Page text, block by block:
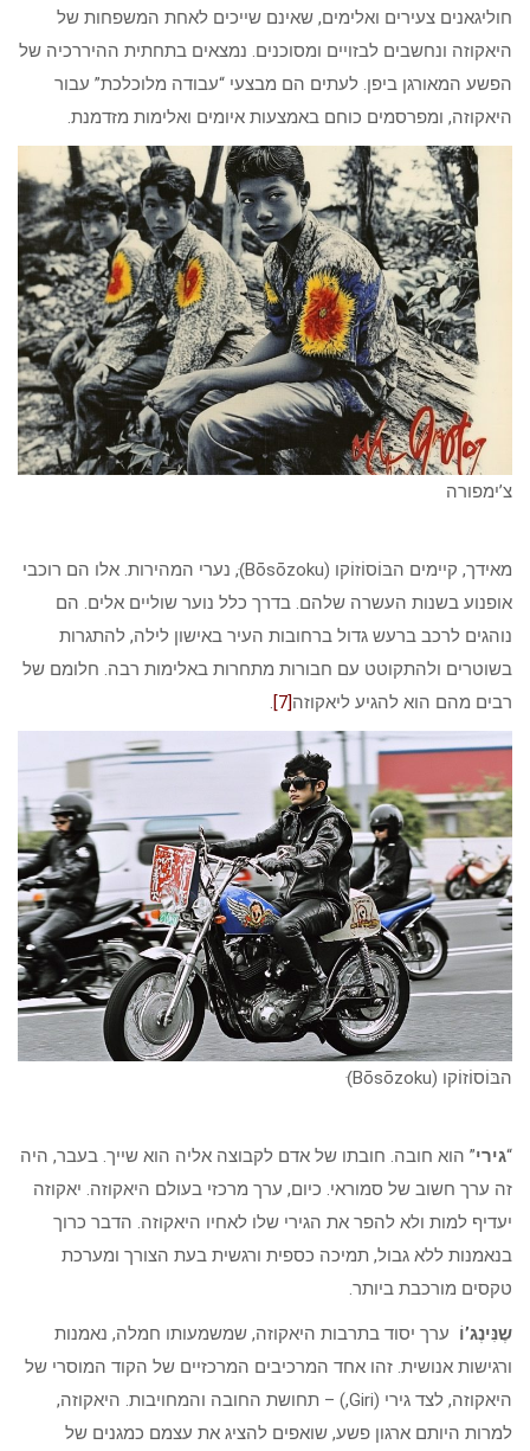
חוליגאנים צעירים ואלימים, שאינם שייכים לאחת המשפחות של
היאקוזה ונחשבים לבזויים ומסוכנים. נמצאים בתחתית ההיררכיה של
הפשע המאורגן ביפן. לעתים הם מבצעי “עבודה מלוכלכת” עבור
היאקוזה, ומפרסמים כוחם באמצעות איומים ואלימות מזדמנת.
צ’ימפורה
מאידך, קיימים הבּוֹסוֹזוֹקו (Bōsōzoku)ּ, נערי המהירות. אלו הם רוכבי
אופנוע בשנות העשרה שלהם. בדרך כלל נוער שוליים אלים. הם
נוהגים לרכב ברעש גדול ברחובות העיר באישון לילה, להתגרות
בשוטרים ולהתקוטט עם חבורות מתחרות באלימות רבה. חלומם של
רבים מהם הוא להגיע ליאקוזה[7]
.
הבּוֹסוֹזוֹקו (Bōsōzoku)ּ
“גירי” הוא חובה. חובתו של אדם לקבוצה אליה הוא שייך. בעבר, היה
זה ערך חשוב של סמוראי. כיום, ערך מרכזי בעולם היאקוזה. יאקוזה
יעדיף למות ולא להפר את הגירי שלו לאחיו היאקוזה. הדבר כרוך
בנאמנות ללא גבול, תמיכה כספית ורגשית בעת הצורך ומערכת
טקסים מורכבת ביותר.
שֶנִּינְג’וֹ ערך יסוד בתרבות היאקוזה, שמשמעותו חמלה, נאמנות
ורגישות אנושית. זהו אחד המרכיבים המרכזיים של הקוד המוסרי של
היאקוזה, לצד גירי (Giri,) – תחושת החובה והמחויבות. היאקוזה,
למרות היותם ארגון פשע, שואפים להציג את עצמם כמגנים של